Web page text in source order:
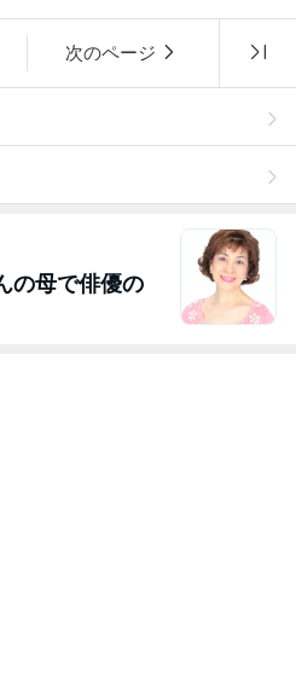
次のページ
の母で俳優の